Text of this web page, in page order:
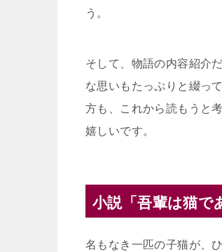
う。
そして、物語の内容紹介
な思いもたっぷりと綴っ
方も、これから読もうと
嬉しいです。
小説「吾輩は猫で
名もなき一匹の子猫が、